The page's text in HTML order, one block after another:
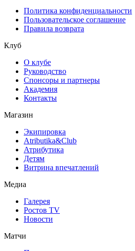
Политика конфиденциальности
Пользовательское соглашение
Правила возврата
Клуб
О клубе
Руководство
Спонсоры и партнеры
Академия
Контакты
Магазин
Экипировка
Atributika&Club
Атрибутика
Детям
Витрина впечатлений
Медиа
Галерея
Ростов TV
Новости
Матчи